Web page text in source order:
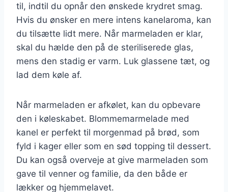
til, indtil du opnår den ønskede krydret smag.
Hvis du ønsker en mere intens kanelaroma, kan
du tilsætte lidt mere. Når marmeladen er klar,
skal du hælde den på de steriliserede glas,
mens den stadig er varm. Luk glassene tæt, og
lad dem køle af.
Når marmeladen er afkølet, kan du opbevare
den i køleskabet. Blommemarmelade med
kanel er perfekt til morgenmad på brød, som
fyld i kager eller som en sød topping til dessert.
Du kan også overveje at give marmeladen som
gave til venner og familie, da den både er
lækker og hjemmelavet.